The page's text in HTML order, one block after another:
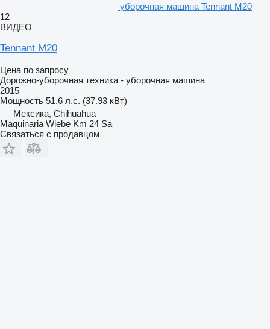
уборочная машина Tennant M20
12
ВИДЕО
Tennant M20
Цена по запросу
Дорожно-уборочная техника - уборочная машина
2015
Мощность 51.6 л.с. (37.93 кВт)
Мексика, Chihuahua
Maquinaria Wiebe Km 24 Sa
Связаться с продавцом